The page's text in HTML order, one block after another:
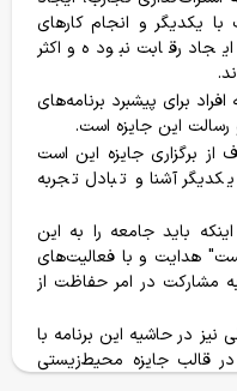
وبلاگ حساب من
یکدیگر و انجام کارهای
رقابت نبوده و اکثر
برای پیشبرد برنامه‌های
این جایزه است.
از برگزاری جایزه این است
آشنا و تبادل تجربه
باید جامعه را به این
هدایت و با فعالیت‌های
مشارکت در امر حفاظت از
در حاشیه این برنامه با
قالب جایزه محیط‌زیستی